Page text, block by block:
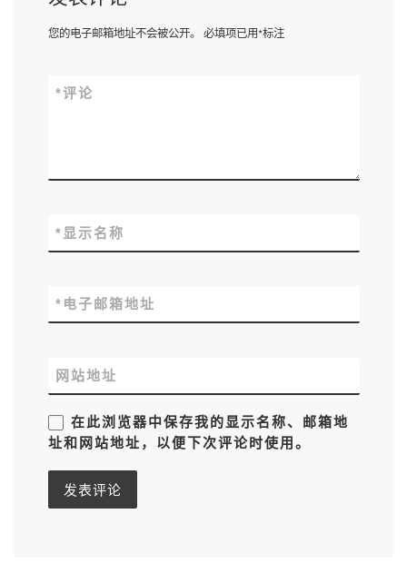
您的电子邮箱地址不会被公开。 必填项已用*标注
评论
*
显示名称
*
电子邮箱地址
*
网站地址
在此浏览器中保存我的显示名称、邮箱地
址和网站地址，以便下次评论时使用。